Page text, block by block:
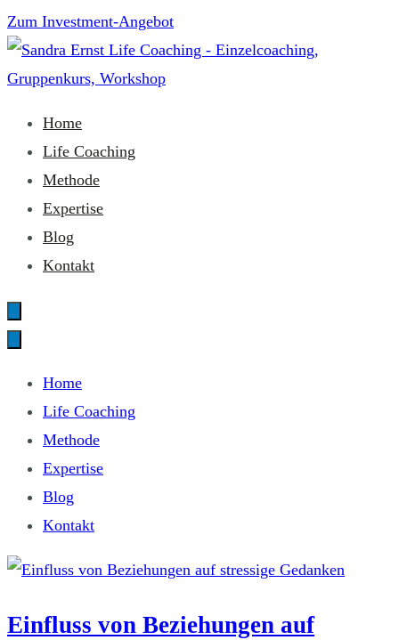
Zum
Inhalt
springen
Zum Investment-Angebot
Sandra Ernst Life Coaching
Home
Life Coaching
Methode
Expertise
Blog
Kontakt
Home
Life Coaching
Methode
Expertise
Blog
Kontakt
Einfluss von Beziehungen auf